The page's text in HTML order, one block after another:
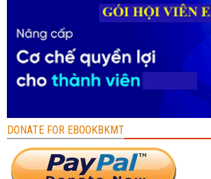
DONATE FOR EBOOKBKMT